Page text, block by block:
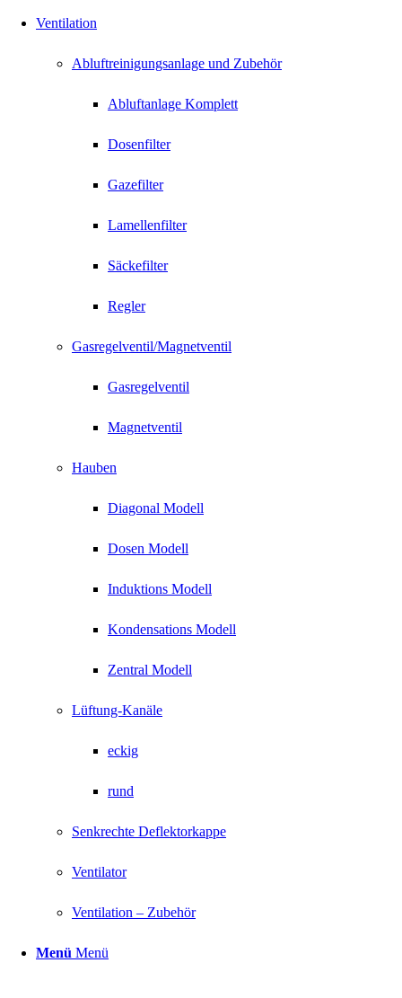
Ventilation
Abluftreinigungsanlage und Zubehör
Abluftanlage Komplett
Dosenfilter
Gazefilter
Lamellenfilter
Säckefilter
Regler
Gasregelventil/Magnetventil
Gasregelventil
Magnetventil
Hauben
Diagonal Modell
Dosen Modell
Induktions Modell
Kondensations Modell
Zentral Modell
Lüftung-Kanäle
eckig
rund
Senkrechte Deflektorkappe
Ventilator
Ventilation – Zubehör
Menü Menü